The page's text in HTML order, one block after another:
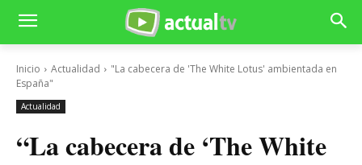
Inicio Actualidad
"La cabecera de 'The White Lotus' ambientada en
España"
Actualidad
“La cabecera de ‘The White